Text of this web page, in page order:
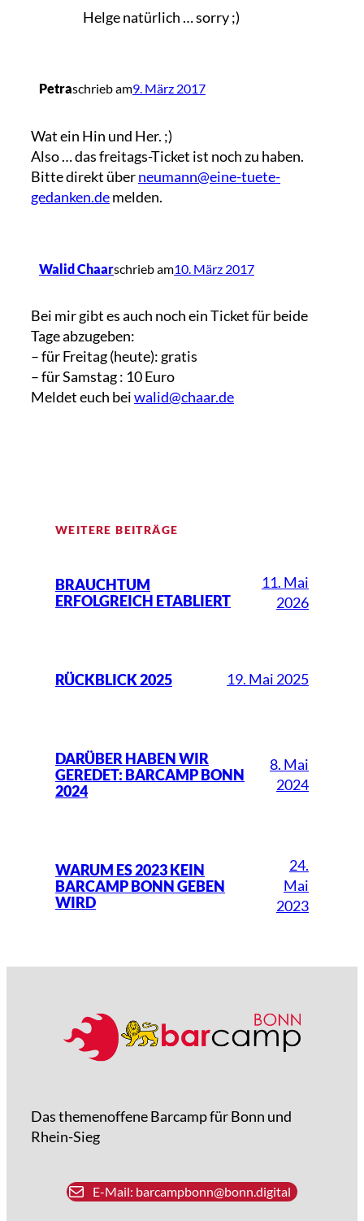
Helge natürlich … sorry ;)
Petraschrieb am9. März 2017
Wat ein Hin und Her. ;)
Also … das freitags-Ticket ist noch zu haben.
Bitte direkt überneumann@eine-tuete-
gedanken.demelden.
Walid Chaarschrieb am10. März 2017
Bei mir gibt es auch noch ein Ticket für beide
Tage abzugeben:
– für Freitag (heute): gratis
– für Samstag : 10 Euro
Meldet euch beiwalid@chaar.de
WEITERE BEITRÄGE
BRAUCHTUM
ERFOLGREICH ETABLIERT
11. Mai
2026
RÜCKBLICK 2025 19. Mai 2025
DARÜBER HABEN WIR
GEREDET: BARCAMP BONN
2024
8. Mai
2024
WARUM ES 2023 KEIN
BARCAMP BONN GEBEN
WIRD
24.
Mai
2023
Das themenoffene Barcamp für Bonn und
Rhein-Sieg
E-Mail: barcampbonn@bonn.digital